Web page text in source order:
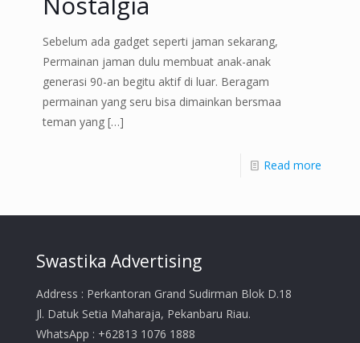
Sebelum ada gadget seperti jaman sekarang,
Permainan jaman dulu membuat anak-anak
generasi 90-an begitu aktif di luar. Beragam
permainan yang seru bisa dimainkan bersmaa
teman yang […]
Read more
Swastika Advertising
Address : Perkantoran Grand Sudirman Blok D.18
Jl. Datuk Setia Maharaja, Pekanbaru Riau.
WhatsApp : +62813 1076 1888